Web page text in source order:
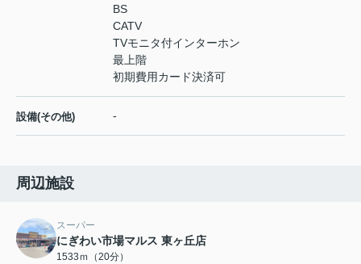
BS
CATV
TVモニタ付インターホン
最上階
初期費用カード決済可
設備(その他) -
周辺施設
スーパー
にぎわい市場マルス 東ヶ丘店
1533ｍ（20分）